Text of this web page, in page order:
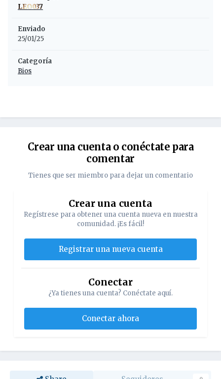
LEO037
Enviado
25/01/25
Categoría
Bios
Crear una cuenta o conéctate para
comentar
Tienes que ser miembro para dejar un comentario
Crear una cuenta
Regístrese para obtener una cuenta nueva en nuestra
comunidad. ¡Es fácil!
Registrar una nueva cuenta
Conectar
¿Ya tienes una cuenta? Conéctate aquí.
Conectar ahora